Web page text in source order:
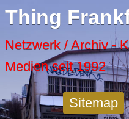
Thing
Netzwerk / Archiv -
Medien seit 1992
Sitemap
Menu
Artspaces
Cool Places
Frankfurt Diary